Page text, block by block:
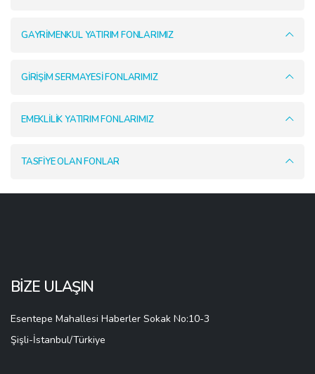
GAYRİMENKUL YATIRIM FONLARIMIZ
GİRİŞİM SERMAYESİ FONLARIMIZ
EMEKLİLİK YATIRIM FONLARIMIZ
TASFİYE OLAN FONLAR
BİZE ULAŞIN
Esentepe Mahallesi Haberler Sokak No:10-3
Şişli-İstanbul/Türkiye